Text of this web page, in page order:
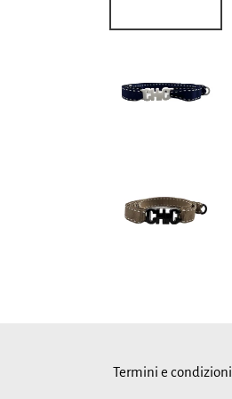
Termini e condizioni